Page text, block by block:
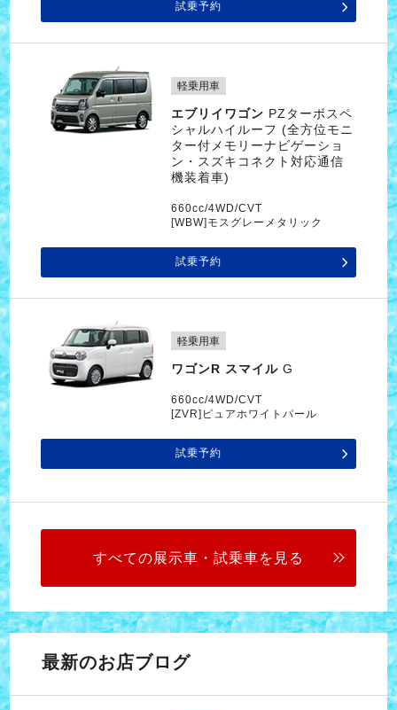
試乗予約
軽乗用車
エブリイワゴン PZターボスペ
シャルハイルーフ (全方位モニ
ター付メモリーナビゲーショ
ン・スズキコネクト対応通信
機装着車)
660cc/4WD/CVT
[WBW]モスグレーメタリック
試乗予約
軽乗用車
ワゴンR スマイルG
660cc/4WD/CVT
[ZVR]ピュアホワイトパール
試乗予約
すべての展示車・試乗車を見る
最新のお店ブログ